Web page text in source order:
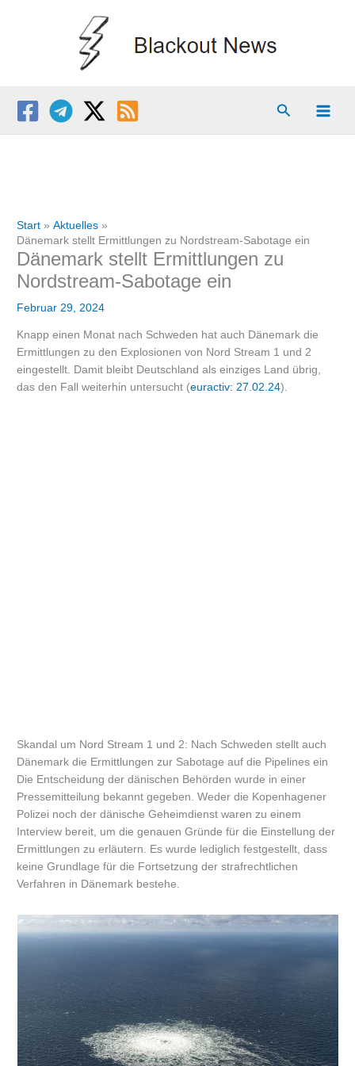
Suchen
Start
Aktuelles
Dänemark stellt Ermittlungen zu Nordstream-Sabotage ein
Dänemark stellt Ermittlungen zu
Nordstream-Sabotage ein
Februar 29, 2024
Knapp einen Monat nach Schweden hat auch Dänemark die
Ermittlungen zu den Explosionen von Nord Stream 1 und 2
eingestellt. Damit bleibt Deutschland als einziges Land übrig,
das den Fall weiterhin untersucht (euractiv: 27.02.24).
Skandal um Nord Stream 1 und 2: Nach Schweden stellt auch
Dänemark die Ermittlungen zur Sabotage auf die Pipelines ein
Die Entscheidung der dänischen Behörden wurde in einer
Pressemitteilung bekannt gegeben. Weder die Kopenhagener
Polizei noch der dänische Geheimdienst waren zu einem
Interview bereit, um die genauen Gründe für die Einstellung der
Ermittlungen zu erläutern. Es wurde lediglich festgestellt, dass
keine Grundlage für die Fortsetzung der strafrechtlichen
Verfahren in Dänemark bestehe.